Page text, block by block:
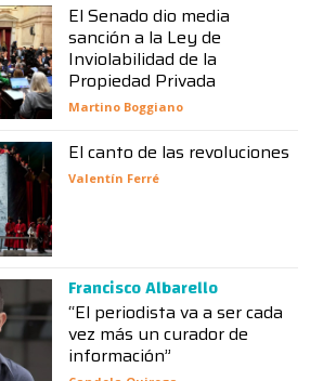
El Senado dio media
sanción a la Ley de
Inviolabilidad de la
Propiedad Privada
Martino Boggiano
El canto de las revoluciones
Valentín Ferré
Francisco Albarello
“El periodista va a ser cada
vez más un curador de
información”